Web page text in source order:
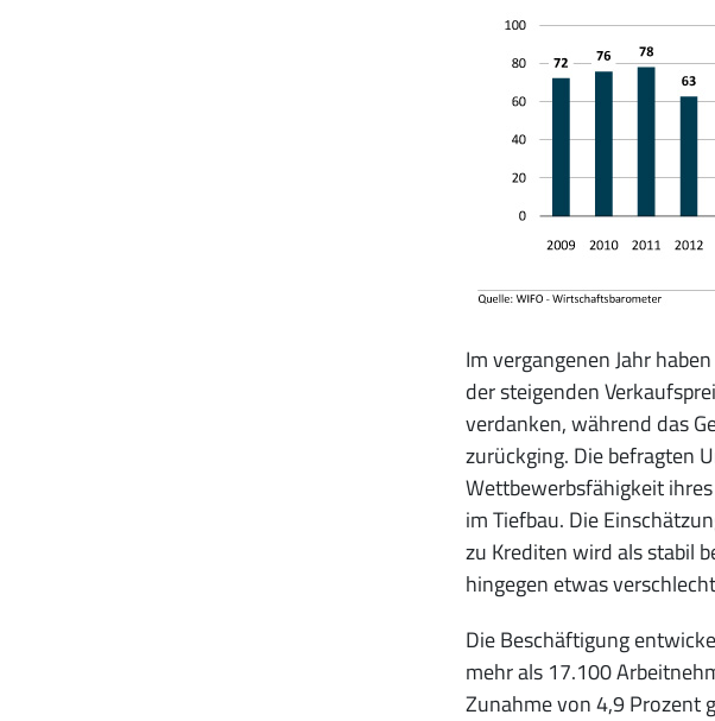
Im vergangenen Jahr
der steigenden
verdanken, während das
zurückging. Die befragten
Wettbewerbsfähigkeit
im Tiefbau. Die
zu Krediten wird als stabil
hingegen etwas
Die Beschäftigung
mehr als 17.100
Zunahme von 4,9 Prozent